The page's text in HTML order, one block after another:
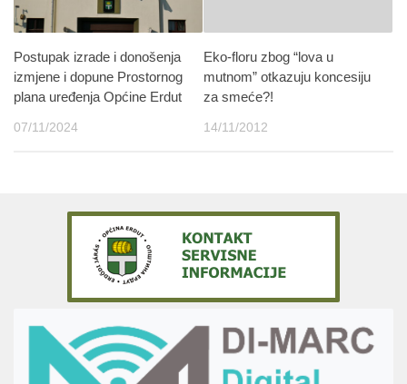
Postupak izrade i donošenja
izmjene i dopune Prostornog
plana uređenja Općine Erdut
07/11/2024
Eko-floru zbog “lova u
mutnom” otkazuju koncesiju
za smeće?!
14/11/2012